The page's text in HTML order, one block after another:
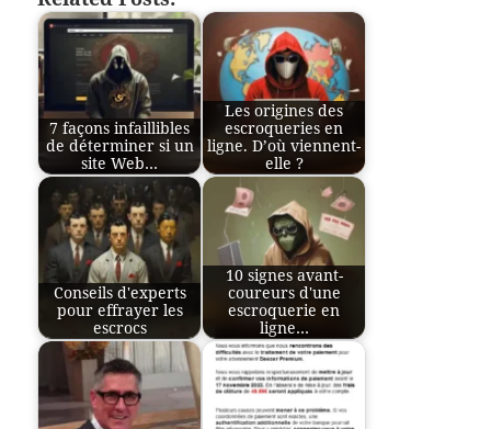
7 façons infaillibles
de déterminer si un
site Web…
Les origines des
escroqueries en
ligne. D’où viennent-
elle ?
Conseils d'experts
pour effrayer les
escrocs
10 signes avant-
coureurs d'une
escroquerie en
ligne…